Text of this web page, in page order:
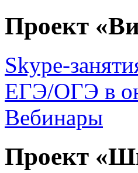
Проект
Skype-
ЕГЭ/ОГЭ в
Вебинары
Проект